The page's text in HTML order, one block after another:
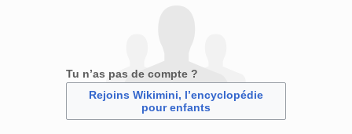
Tu n’as pas de compte ?
Rejoins Wikimini, l’encyclopédie
pour enfants